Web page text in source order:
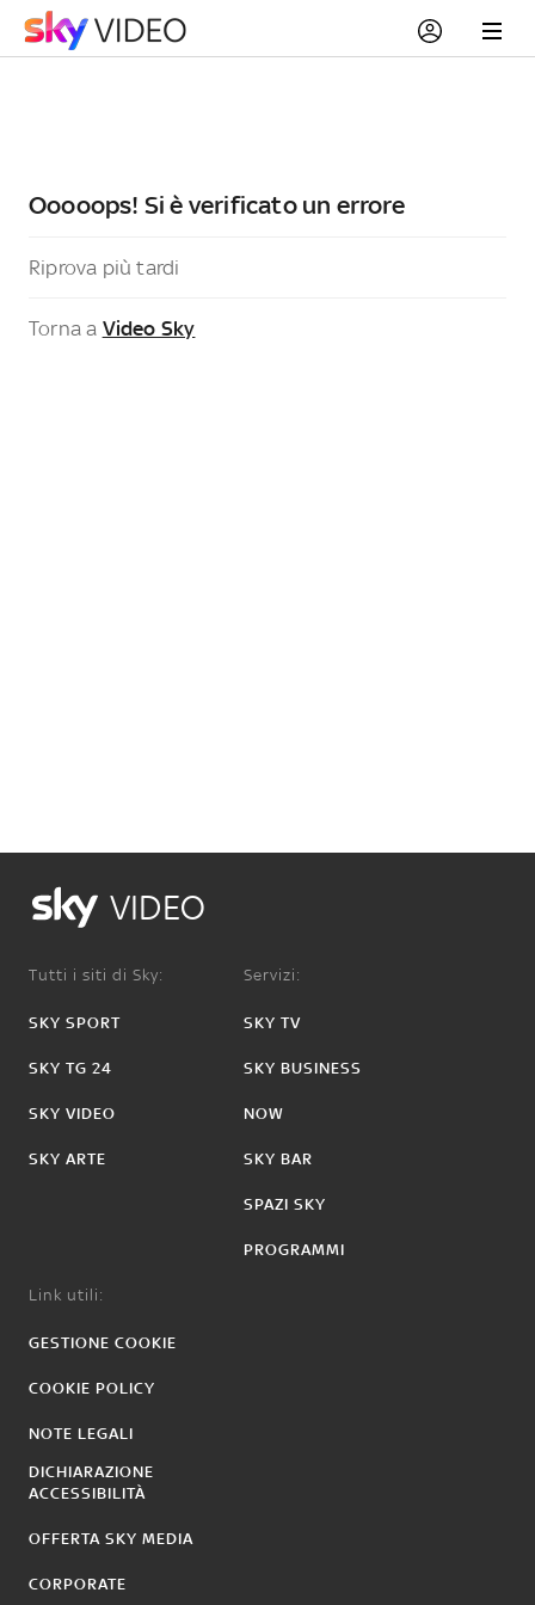
Ooooops! Si è verificato un errore
Riprova più tardi
Torna a Video Sky
VIDEO
Tutti i siti di Sky:
SKY SPORT
SKY TG 24
SKY VIDEO
SKY ARTE
Servizi:
SKY TV
SKY BUSINESS
NOW
SKY BAR
SPAZI SKY
PROGRAMMI
Link utili:
GESTIONE COOKIE
COOKIE POLICY
NOTE LEGALI
DICHIARAZIONE
ACCESSIBILITÀ
OFFERTA SKY MEDIA
CORPORATE